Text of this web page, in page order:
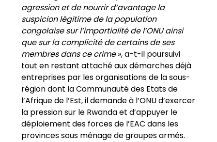
agression et de nourrir d’avantage la
suspicion légitime de la population
congolaise sur l’impartialité de l’ONU ainsi
que sur la complicité de certains de ses
membres dans ce crime», a-t-il poursuivi
tout en restant attaché aux démarches déjà
entreprises par les organisations de la sous-
région dont la Communauté des Etats de
l’Afrique de l’Est, il demande à l’ONU d’exercer
la pression sur le Rwanda et d’appuyer le
déploiement des forces de l’EAC dans les
provinces sous ménage de groupes armés.